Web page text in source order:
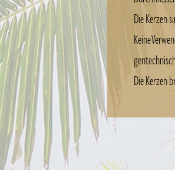
Die Kerzen
Keine
Die Kerzen